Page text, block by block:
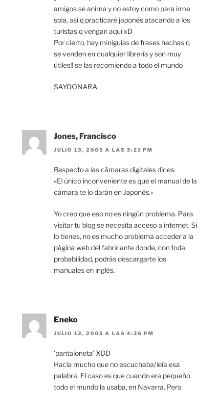
amigos se anima y no estoy como para irme
sola, asi q practicaré japonés atacando a los
turistas q vengan aquí xD
Por cierto, hay miniguías de frases hechas q
se venden en cualquier librería y son muy
útiles!! se las recomiendo a todo el mundo
SAYOONARA
Jones, Francisco
JULIO 13, 2005 A LAS 3:21 PM
Respecto a las cámaras digitales dices:
«El único inconveniente es que el manual de la
cámara te lo darán en Japonés.»
Yo creo que eso no es ningún problema. Para
visitar tu blog se necesita acceso a internet. Si
lo tienes, no es mucho problema acceder a la
página web del fabricante donde, con toda
probabilidad, podrás descargarte los
manuales en inglés.
Eneko
JULIO 13, 2005 A LAS 4:36 PM
‘pantaloneta’ XDD
Hacía mucho que no escuchaba/leía esa
palabra. El caso es que cuando era pequeño
todo el mundo la usaba, en Navarra. Pero